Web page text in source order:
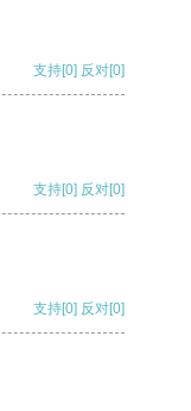
支持[0] 反对[0]
支持[0] 反对[0]
支持[0] 反对[0]